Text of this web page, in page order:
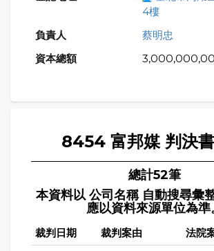
4樓
蔡明忠
8454 富邦媒 判決
總計52筆
本資料以 公司名稱 自動搜尋彙
應以資料來源單位為準
裁判日期 裁判案由 法院